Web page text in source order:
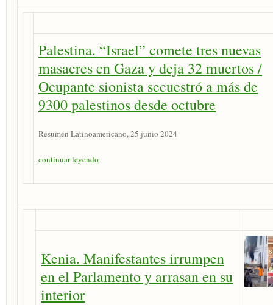
Palestina. “Israel” comete tres nuevas
masacres en Gaza y deja 32 muertos /
Ocupante sionista secuestró a más de
9300 palestinos desde octubre
Resumen Latinoamericano, 25 junio 2024
continuar leyendo
Kenia. Manifestantes irrumpen
en el Parlamento y arrasan en su
interior